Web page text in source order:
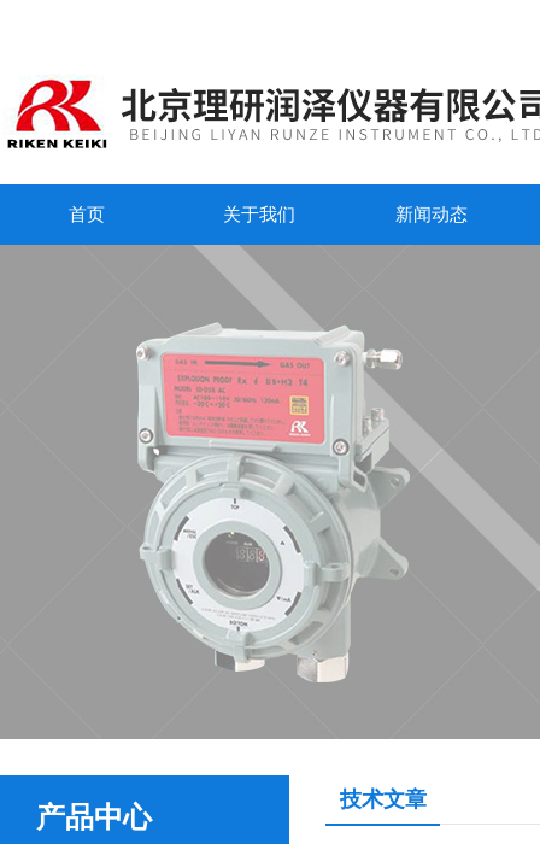
首页 关于我们 新闻动态
产品中心
技术文章